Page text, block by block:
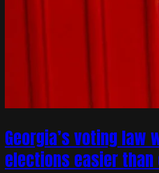
Georgia’s voting law
elections easier than